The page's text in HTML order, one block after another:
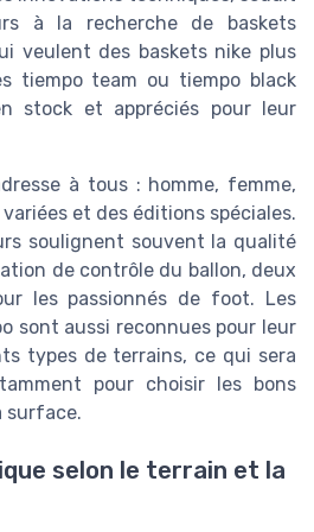
à la recherche de baskets
veulent des baskets nike plus
tiempo team ou tiempo black
stock et appréciés pour leur
à tous : homme, femme,
et des éditions spéciales.
soulignent souvent la qualité
de contrôle du ballon, deux
les passionnés de foot. Les
sont aussi reconnues pour leur
types de terrains, ce qui sera
pour choisir les bons
surface.
selon le terrain et la